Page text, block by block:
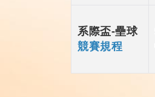
系際盃-壘球
競賽規程